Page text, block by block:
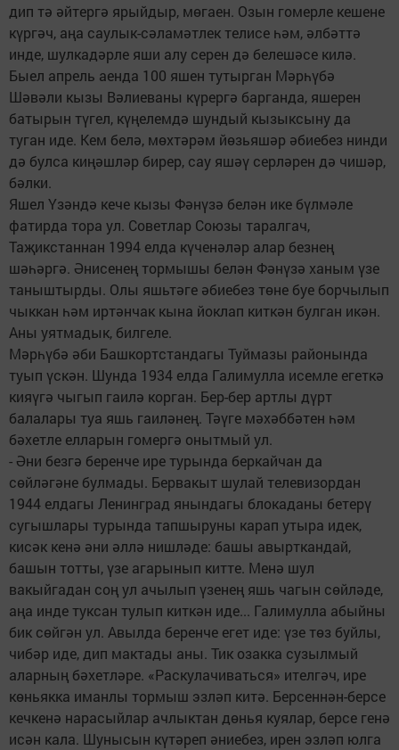
дип тә әйтергә ярыйдыр, мөгаен. Озын гомерле кешене
күргәч, аңа саулык-сәламәтлек телисе һәм, әлбәттә
инде, шулкадәрле яши алу серен дә белешәсе килә.
Быел апрель аенда 100 яшен тутырган Мәрһүбә
Шәвәли кызы Вәлиеваны күрергә барганда, яшерен
батырын түгел, күңелемдә шундый кызыксыну да
туган иде. Кем белә, мөхтәрәм йөзьяшәр әбиебез нинди
дә булса киңәшләр бирер, сау яшәү серләрен дә чишәр,
бәлки.
Яшел Үзәндә кече кызы Фәнүзә белән ике бүлмәле
фатирда тора ул. Советлар Союзы таралгач,
Таҗикстаннан 1994 елда күченәләр алар безнең
шәһәргә. Әнисенең тормышы белән Фәнүзә ханым үзе
таныштырды. Олы яшьтәге әбиебез төне буе борчылып
чыккан һәм иртәнчак кына йоклап киткән булган икән.
Аны уятмадык, билгеле.
Мәрһүбә әби Башкортстандагы Туймазы районында
туып үскән. Шунда 1934 елда Галимулла исемле егеткә
кияүгә чыгып гаилә корган. Бер-бер артлы дүрт
балалары туа яшь гаиләнең. Тәүге мәхәббәтен һәм
бәхетле елларын гомергә онытмый ул.
- Әни безгә беренче ире турында беркайчан да
сөйләгәне булмады. Бервакыт шулай телевизордан
1944 елдагы Ленинград янындагы блокаданы бетерү
сугышлары турында тапшыруны карап утыра идек,
кисәк кенә әни әллә нишләде: башы авырткандай,
башын тотты, үзе агарынып китте. Менә шул
вакыйгадан соң ул ачылып үзенең яшь чагын сөйләде,
аңа инде туксан тулып киткән иде... Галимулла абыйны
бик сөйгән ул. Авылда беренче егет иде: үзе төз буйлы,
чибәр иде, дип мактады аны. Тик озакка сузылмый
аларның бәхетләре. «Раскулачиваться» ителгәч, ире
көньяк­ка иманлы тормыш эзләп китә. Берсеннән-берсе
кечкенә нарасыйлар ачлыктан дөнья куялар, берсе генә
исән кала. Шунысын күтәреп әниебез, ирен эзләп юлга